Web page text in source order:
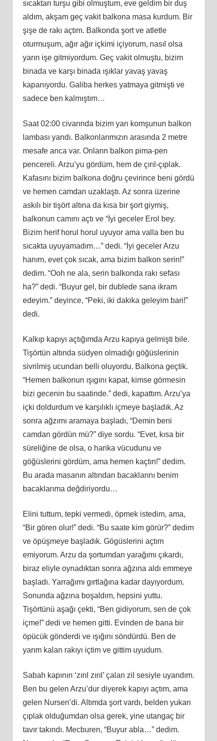
sıcaktan turşu gibi olmuştum, eve geldim bir duş
aldım, akşam geç vakit balkona masa kurdum. Bir
şişe de rakı açtım. Balkonda şort ve atletle
oturmuşum, ağır ağır içkimi içiyorum, nasıl olsa
yarın işe gitmiyordum. Geç vakit olmuştu, bizim
binada ve karşı binada ışıklar yavaş yavaş
kapanıyordu. Galiba herkes yatmaya gitmişti ve
sadece ben kalmıştım…
Saat 02:00 civarında bizim yan komşunun balkon
lambası yandı. Balkonlarımızın arasında 2 metre
mesafe anca var. Onların balkon pima-pen
pencereli. Arzu’yu gördüm, hem de çırıl-çıplak.
Kafasını bizim balkona doğru çevirince beni gördü
ve hemen camdan uzaklaştı. Az sonra üzerine
askılı bir tişört altına da kısa bir şort giymiş,
balkonun camını açtı ve “İyi geceler Erol bey.
Bizim herif horul horul uyuyor ama valla ben bu
sıcakta uyuyamadım…” dedi. “İyi geceler Arzu
hanım, evet çok sıcak, ama bizim balkon serin!”
dedim. “Ooh ne ala, serin balkonda rakı sefası
ha?” dedi. “Buyur gel, bir dublede sana ikram
edeyim.” deyince, “Peki, iki dakika geleyim bari!”
dedi.
Kalkıp kapıyı açtığımda Arzu kapıya gelmişti bile.
Tişörtün altında südyen olmadığı göğüslerinin
sivrilmiş ucundan belli oluyordu. Balkona geçtik.
“Hemen balkonun ışıgını kapat, kimse görmesin
bizi gecenin bu saatinde.” dedi, kapattım. Arzu’ya
içki doldurdum ve karşılıklı içmeye başladık. Az
sonra ağzımı aramaya başladı, “Demin beni
camdan gördün mü?” diye sordu. “Evet, kısa bir
süreliğine de olsa, o harika vücudunu ve
göğüslerini gördüm, ama hemen kaçtın!” dedim.
Bu arada masanın altından bacaklarını benim
bacaklarıma değdiriyordu…
Elini tuttum, tepki vermedi, öpmek istedim, ama,
“Bir gören olur!” dedi. “Bu saate kim görür?” dedim
ve öpüşmeye başladık. Gögüslerini açtım
emiyorum. Arzu da şortumdan yarağımı çıkardı,
biraz eliyle oynadıktan sonra ağzına aldı emmeye
başladı. Yarrağımı gırtlağına kadar dayıyordum.
Sonunda ağzına boşaldım, hepsini yuttu.
Tişörtünü aşağı çekti, “Ben gidiyorum, sen de çok
içme!” dedi ve hemen gitti. Evinden de bana bir
öpücük gönderdi ve ışığını söndürdü. Ben de
yarım kalan rakıyı içtim ve gittim uyudum.
Sabah kapının ‘zırıl zırıl’ çalan zil sesiyle uyandım.
Ben bu gelen Arzu’dur diyerek kapıyı açtım, ama
gelen Nursen’di. Altımda şort vardı, belden yukarı
çıplak olduğumdan olsa gerek, yine utangaç bir
tavır takındı. Mecburen, “Buyur abla…” dedim.